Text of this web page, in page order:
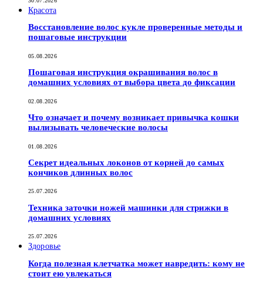
Красота
Восстановление волос кукле проверенные методы и
пошаговые инструкции
05.08.2026
Пошаговая инструкция окрашивания волос в
домашних условиях от выбора цвета до фиксации
02.08.2026
Что означает и почему возникает привычка кошки
вылизывать человеческие волосы
01.08.2026
Секрет идеальных локонов от корней до самых
кончиков длинных волос
25.07.2026
Техника заточки ножей машинки для стрижки в
домашних условиях
25.07.2026
Здоровье
Когда полезная клетчатка может навредить: кому не
стоит ею увлекаться